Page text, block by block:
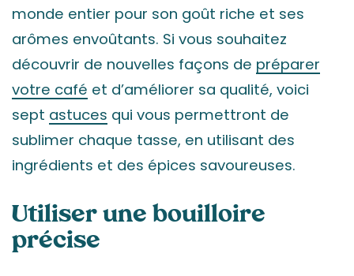
monde entier pour son goût riche et ses
arômes envoûtants. Si vous souhaitez
découvrir de nouvelles façons de préparer
votre café et d’améliorer sa qualité, voici
sept astuces qui vous permettront de
sublimer chaque tasse, en utilisant des
ingrédients et des épices savoureuses.
Utiliser une bouilloire
précise